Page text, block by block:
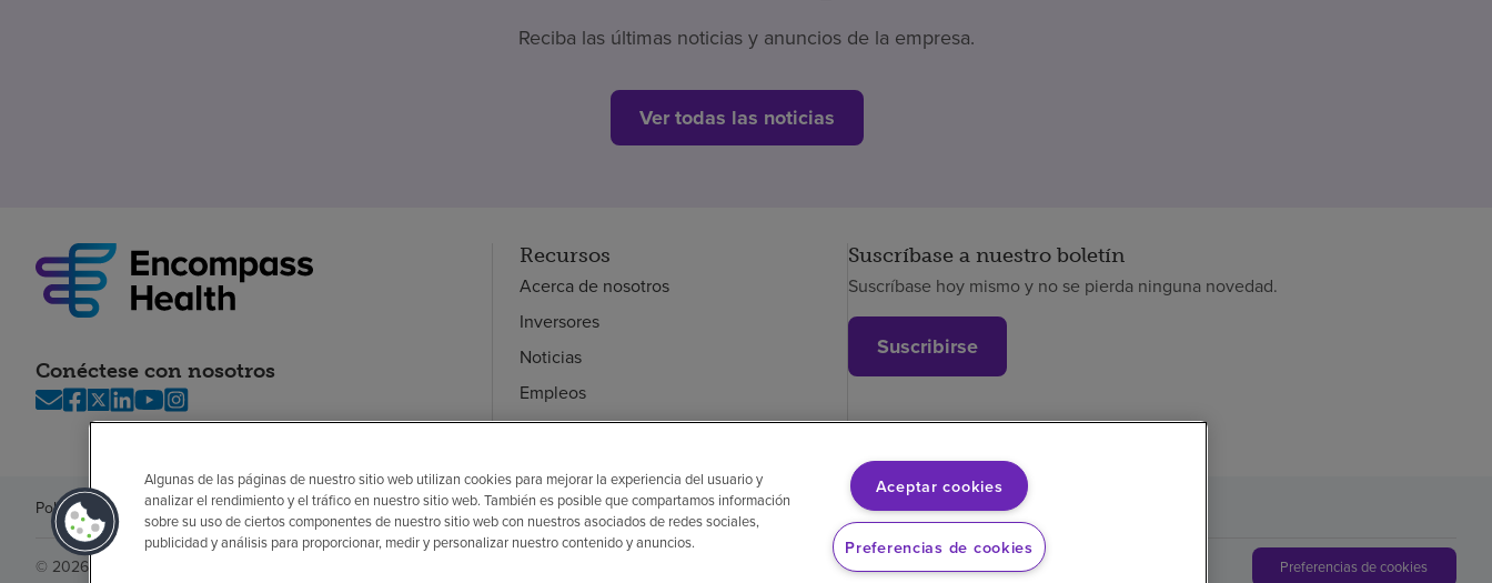
Reciba las últimas noticias y anuncios de la empresa.
Ver todas las noticias
Conéctese con nosotros
Recursos
Acerca de nosotros
Inversores
Noticias
Empleos
Empleados
Suscríbase a nuestro boletín
Suscríbase hoy mismo y no se pierda ninguna novedad.
Suscribirse
Política de privacidadLegalSin sorpresas AccesibilidadSi no habla inglésAviso de no discriminaciónCumplimiento de los proveedores
© 2026 Encompass Health Corporation Preferencias de cookies
Algunas de las páginas de nuestro sitio web utilizan cookies para mejorar la experiencia del usuario y
analizar el rendimiento y el tráfico en nuestro sitio web. También es posible que compartamos información
sobre su uso de ciertos componentes de nuestro sitio web con nuestros asociados de redes sociales,
publicidad y análisis para proporcionar, medir y personalizar nuestro contenido y anuncios.
Aceptar cookies
Preferencias de cookies